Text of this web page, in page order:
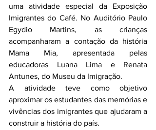
uma atividade especial da Exposição
Imigrantes do Café. No Auditório Paulo
Egydio Martins, as crianças
acompanharam a contação da história
Mama Mia, apresentada pelas
educadoras Luana Lima e Renata
Antunes, do Museu da Imigração.
A atividade teve como objetivo
aproximar os estudantes das memórias e
vivências dos imigrantes que ajudaram a
construir a história do país.